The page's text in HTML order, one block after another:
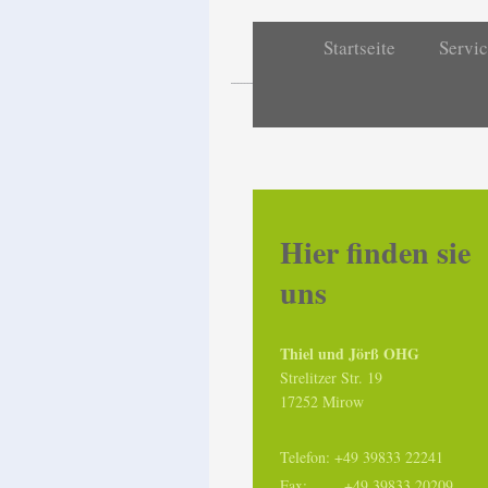
Startseite
Hier finden sie
uns
Thiel und Jörß OHG
Strelitzer Str. 19
17252 Mirow
Telefon: +49 39833 22241